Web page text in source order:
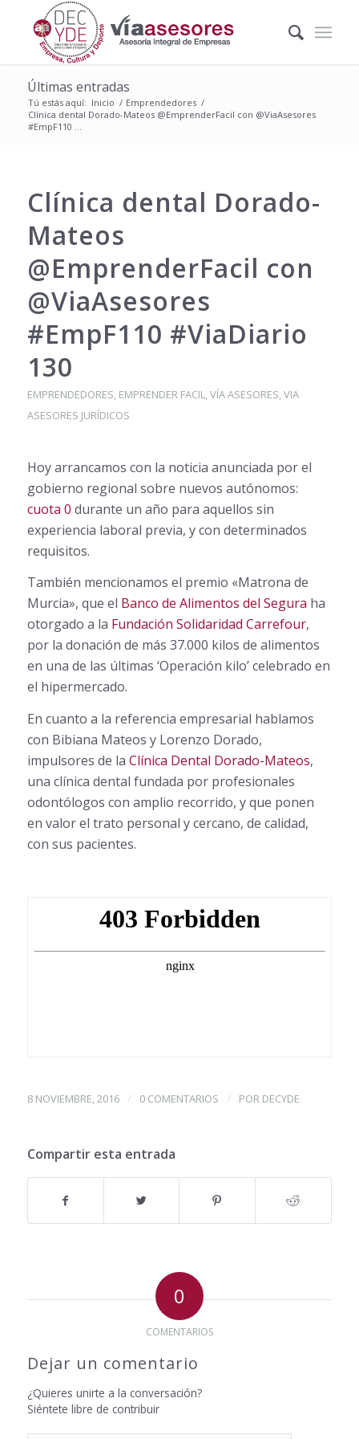
Últimas entradas
Tú estás aquí: Inicio / Emprendedores /
Clínica dental Dorado-Mateos @EmprenderFacil con @ViaAsesores
#EmpF110 ...
Clínica dental Dorado-
Mateos
@EmprenderFacil con
@ViaAsesores
#EmpF110 #ViaDiario
130
EMPRENDEDORES, EMPRENDER FACIL,VÍA ASESORES,VIA
ASESORES JURÍDICOS
Hoy arrancamos con la noticia anunciada por el
gobierno regional sobre nuevos autónomos:
cuota 0 durante un año para aquellos sin
experiencia laboral previa, y con determinados
requisitos.
También mencionamos el premio «Matrona de
Murcia», que el Banco de Alimentos del Segura ha
otorgado a la Fundación Solidaridad Carrefour,
por la donación de más 37.000 kilos de alimentos
en una de las últimas ‘Operación kilo’ celebrado en
el hipermercado.
En cuanto a la referencia empresarial hablamos
con Bibiana Mateos y Lorenzo Dorado,
impulsores de la Clínica Dental Dorado-Mateos,
una clínica dental fundada por profesionales
odontólogos con amplio recorrido, y que ponen
en valor el trato personal y cercano, de calidad,
con sus pacientes.
8 NOVIEMBRE, 2016 / 0 COMENTARIOS / POR DECYDE
Compartir esta entrada
0
COMENTARIOS
Dejar un comentario
¿Quieres unirte a la conversación?
Siéntete libre de contribuir